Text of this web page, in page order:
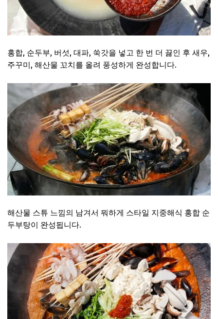
홍합, 순두부, 버섯, 대파, 쑥갓을 넣고 한 번 더 끓인 후 새우,
주꾸미, 해산물 꼬치를 올려 풍성하게 완성합니다.
해산물 스튜 느낌의 남겨서 뭐하게 스타일 지중해식 홍합 순
두부탕이 완성됩니다.